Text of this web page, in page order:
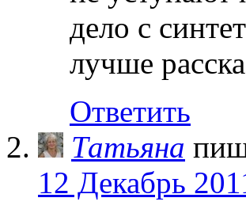
дело с
лучше
Ответить
Татьяна
12 Декабрь